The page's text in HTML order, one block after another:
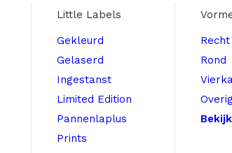
Little Labels
Gekleurd
Gelaserd
Ingestanst
Limited Edition
Pannenlaplus
Prints
Recht
Rond